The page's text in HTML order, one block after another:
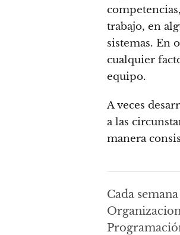
trabajo, en
sistemas. En
cualquier
equipo.
A veces
a las
manera
Cada